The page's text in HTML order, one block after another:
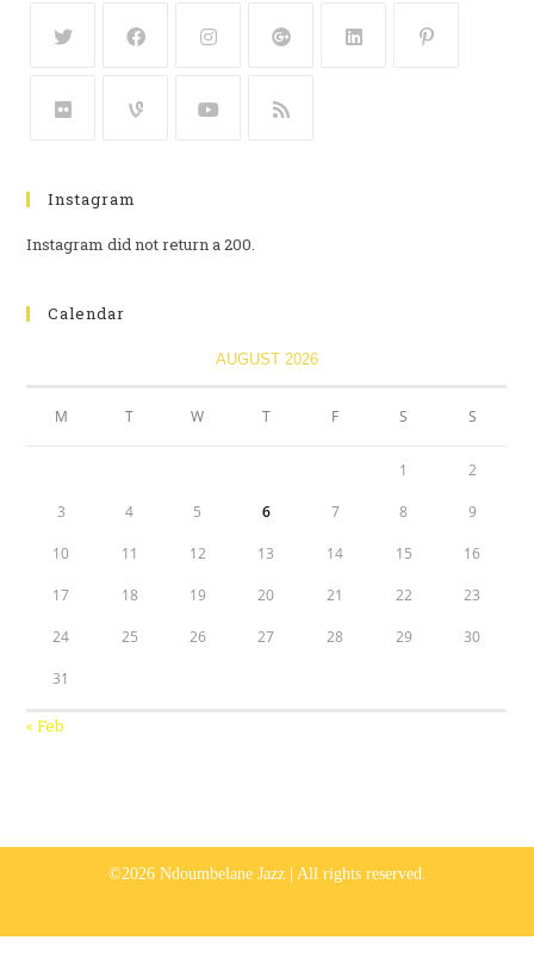
Instagram
Instagram did not return a 200.
Calendar
AUGUST 2026
M T W T F S S
1 2
3 4 5 6 7 8 9
10 11 12 13 14 15 16
17 18 19 20 21 22 23
24 25 26 27 28 29 30
31
« Feb
©2026 Ndoumbelane Jazz | All rights reserved.